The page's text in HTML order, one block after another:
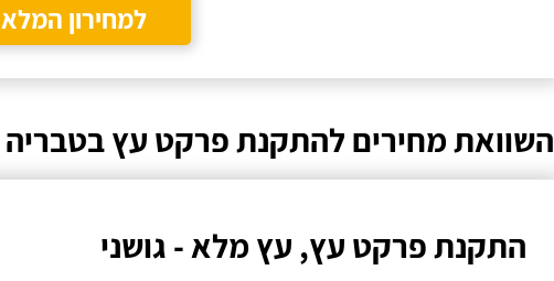
למחירון המלא
השוואת מחירים להתקנת פרקט עץ בטבריה
התקנת פרקט עץ, עץ מלא - גושני